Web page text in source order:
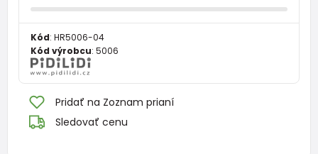
Kód: HR5006-04
Kód výrobcu: 5006
Pridať na Zoznam prianí
Sledovať cenu